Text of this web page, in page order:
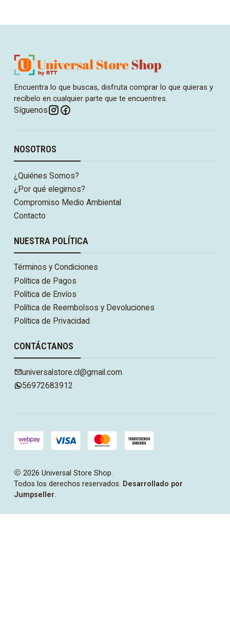
Encuentra lo que buscas, disfruta comprar lo que quieras y
recíbelo en cualquier parte que te encuentres.
Síguenos
NOSOTROS
¿Quiénes Somos?
¿Por qué elegirnos?
Compromiso Medio Ambiental
Contacto
NUESTRA POLÍTICA
Términos y Condiciones
Política de Pagos
Política de Envíos
Política de Reembolsos y Devoluciones
Política de Privacidad
CONTÁCTANOS
universalstore.cl@gmail.com
56972683912
2026 Universal Store Shop.
Todos los derechos reservados. Desarrollado por
Jumpseller.